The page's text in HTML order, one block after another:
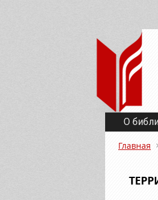
О
Главная